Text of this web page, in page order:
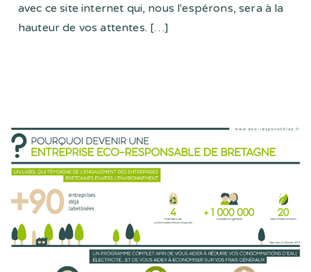
avec ce site internet qui, nous l'espérons, sera à la
hauteur de vos attentes. […]